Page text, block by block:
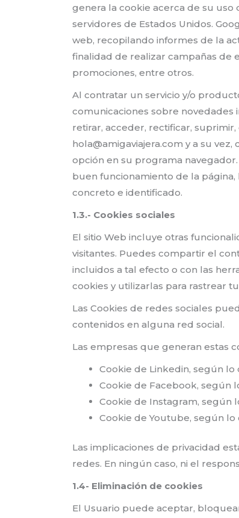
genera la cookie acerca de su
servidores de Estados Unidos.
web, recopilando informes de la
finalidad de realizar campañas de
promociones, entre otros.
Al contratar un servicio y/o
comunicaciones sobre novedades
retirar, acceder, rectificar,
hola@amigaviajera.com y a su
opción en su programa
buen funcionamiento de la
concreto e identificado.
1.3.- Cookies sociales
El sitio Web incluye otras
visitantes. Puedes compartir el
incluidos a tal efecto o con las
cookies y utilizarlas para rastrear
Las Cookies de redes sociales
contenidos en alguna red social.
Las empresas que generan estas
Cookie de Linkedin, según lo
Cookie de Facebook, según
Cookie de Instagram, según
Cookie de Youtube, según lo
Las implicaciones de privacidad
redes. En ningún caso, ni el
1.4- Eliminación de cookies
El Usuario puede aceptar,